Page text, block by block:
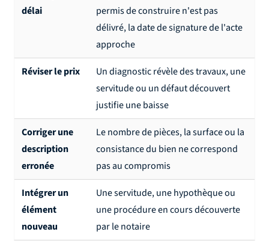
délai
permis de construire n'est pas
délivré, la date de signature de l'acte
approche
Réviser le prix
Un diagnostic révèle des travaux, une
servitude ou un défaut découvert
justifie une baisse
Corriger une
description
erronée
Le nombre de pièces, la surface ou la
consistance du bien ne correspond
pas au compromis
Intégrer un
élément
nouveau
Une servitude, une hypothèque ou
une procédure en cours découverte
par le notaire